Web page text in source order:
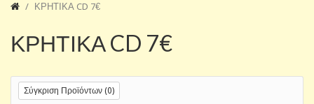
ΚΡΗΤΙΚΑ CD 7€
ΚΡΗΤΙΚΑ CD 7€
Σύγκριση Προϊόντων (0)